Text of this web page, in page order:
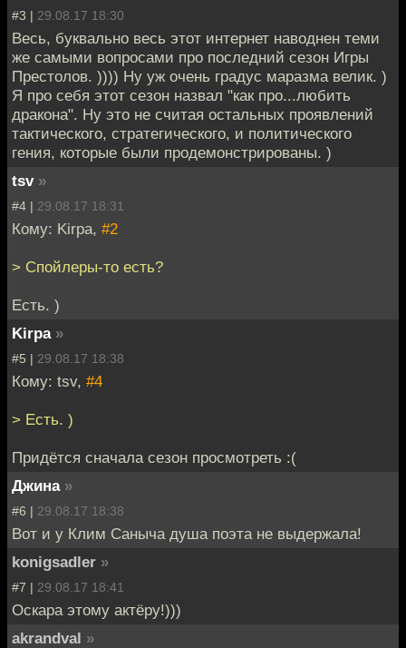
#3 | 29.08.17 18:30
Весь, буквально весь этот интернет наводнен теми
же самыми вопросами про последний сезон Игры
Престолов. )))) Ну уж очень градус маразма велик. )
Я про себя этот сезон назвал "как про...любить
дракона". Ну это не считая остальных проявлений
тактического, стратегического, и политического
гения, которые были продемонстрированы. )
tsv »
#4 | 29.08.17 18:31
Кому: Kirpa, #2
> Спойлеры-то есть?
Есть. )
Kirpa »
#5 | 29.08.17 18:38
Кому: tsv, #4
> Есть. )
Придётся сначала сезон просмотреть :(
Джина »
#6 | 29.08.17 18:38
Вот и у Клим Саныча душа поэта не выдержала!
konigsadler »
#7 | 29.08.17 18:41
Оскара этому актёру!)))
akrandval »